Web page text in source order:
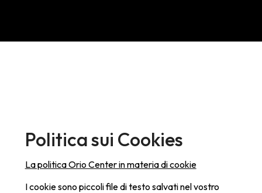
Politica sui Cookies
La politica Orio Center in materia di cookie
I cookie sono piccoli file di testo salvati nel vostro